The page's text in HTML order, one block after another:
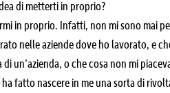
di metterti in proprio?
in proprio. Infatti, non mi sono mai
nelle aziende dove ho lavorato, e
di un’azienda, o che cosa non mi
fatto nascere in me una sorta di